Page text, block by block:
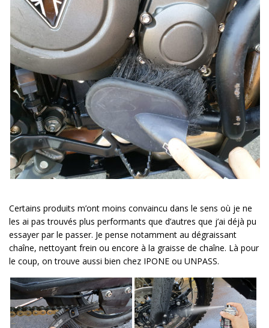
Certains produits m’ont moins convaincu dans le sens où je ne
les ai pas trouvés plus performants que d’autres que j’ai déjà pu
essayer par le passer. Je pense notamment au dégraissant
chaîne, nettoyant frein ou encore à la graisse de chaîne. Là pour
le coup, on trouve aussi bien chez IPONE ou UNPASS.